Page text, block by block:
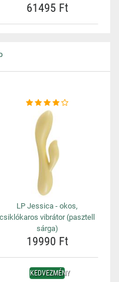
61495 Ft
LP Jessica - okos,
csiklókaros vibrátor (pasztell
sárga)
19990 Ft
KEDVEZMÉNY